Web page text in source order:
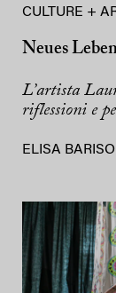
CULTURE +
Neues
L’artista
riflessioni e
ELISA